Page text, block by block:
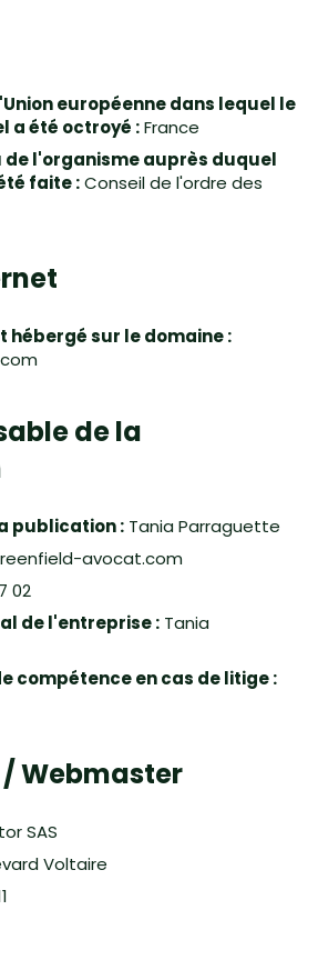
européenne dans lequel le
a été octroyé :France
de l'organisme auprès duquel
faite :Conseil de l'ordre des
hébergé sur le domaine :
de la
publication : Tania Parraguette
avocat.com
02
de l'entreprise : Tania
compétence en cas de litige :
/ Webmaster
SAS
Voltaire